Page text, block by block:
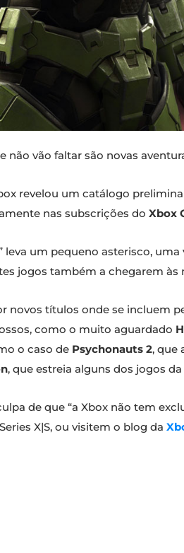
não vão faltar são novas
revelou um catálogo
nas subscrições do Xbox
leva um pequeno asterisco, uma
jogos também a chegarem
novos títulos onde se incluem
como o muito aguardado
o caso de Psychonauts 2, que
, que estreia alguns dos jogos
de que “a Xbox não tem
X|S, ou visitem o blog da